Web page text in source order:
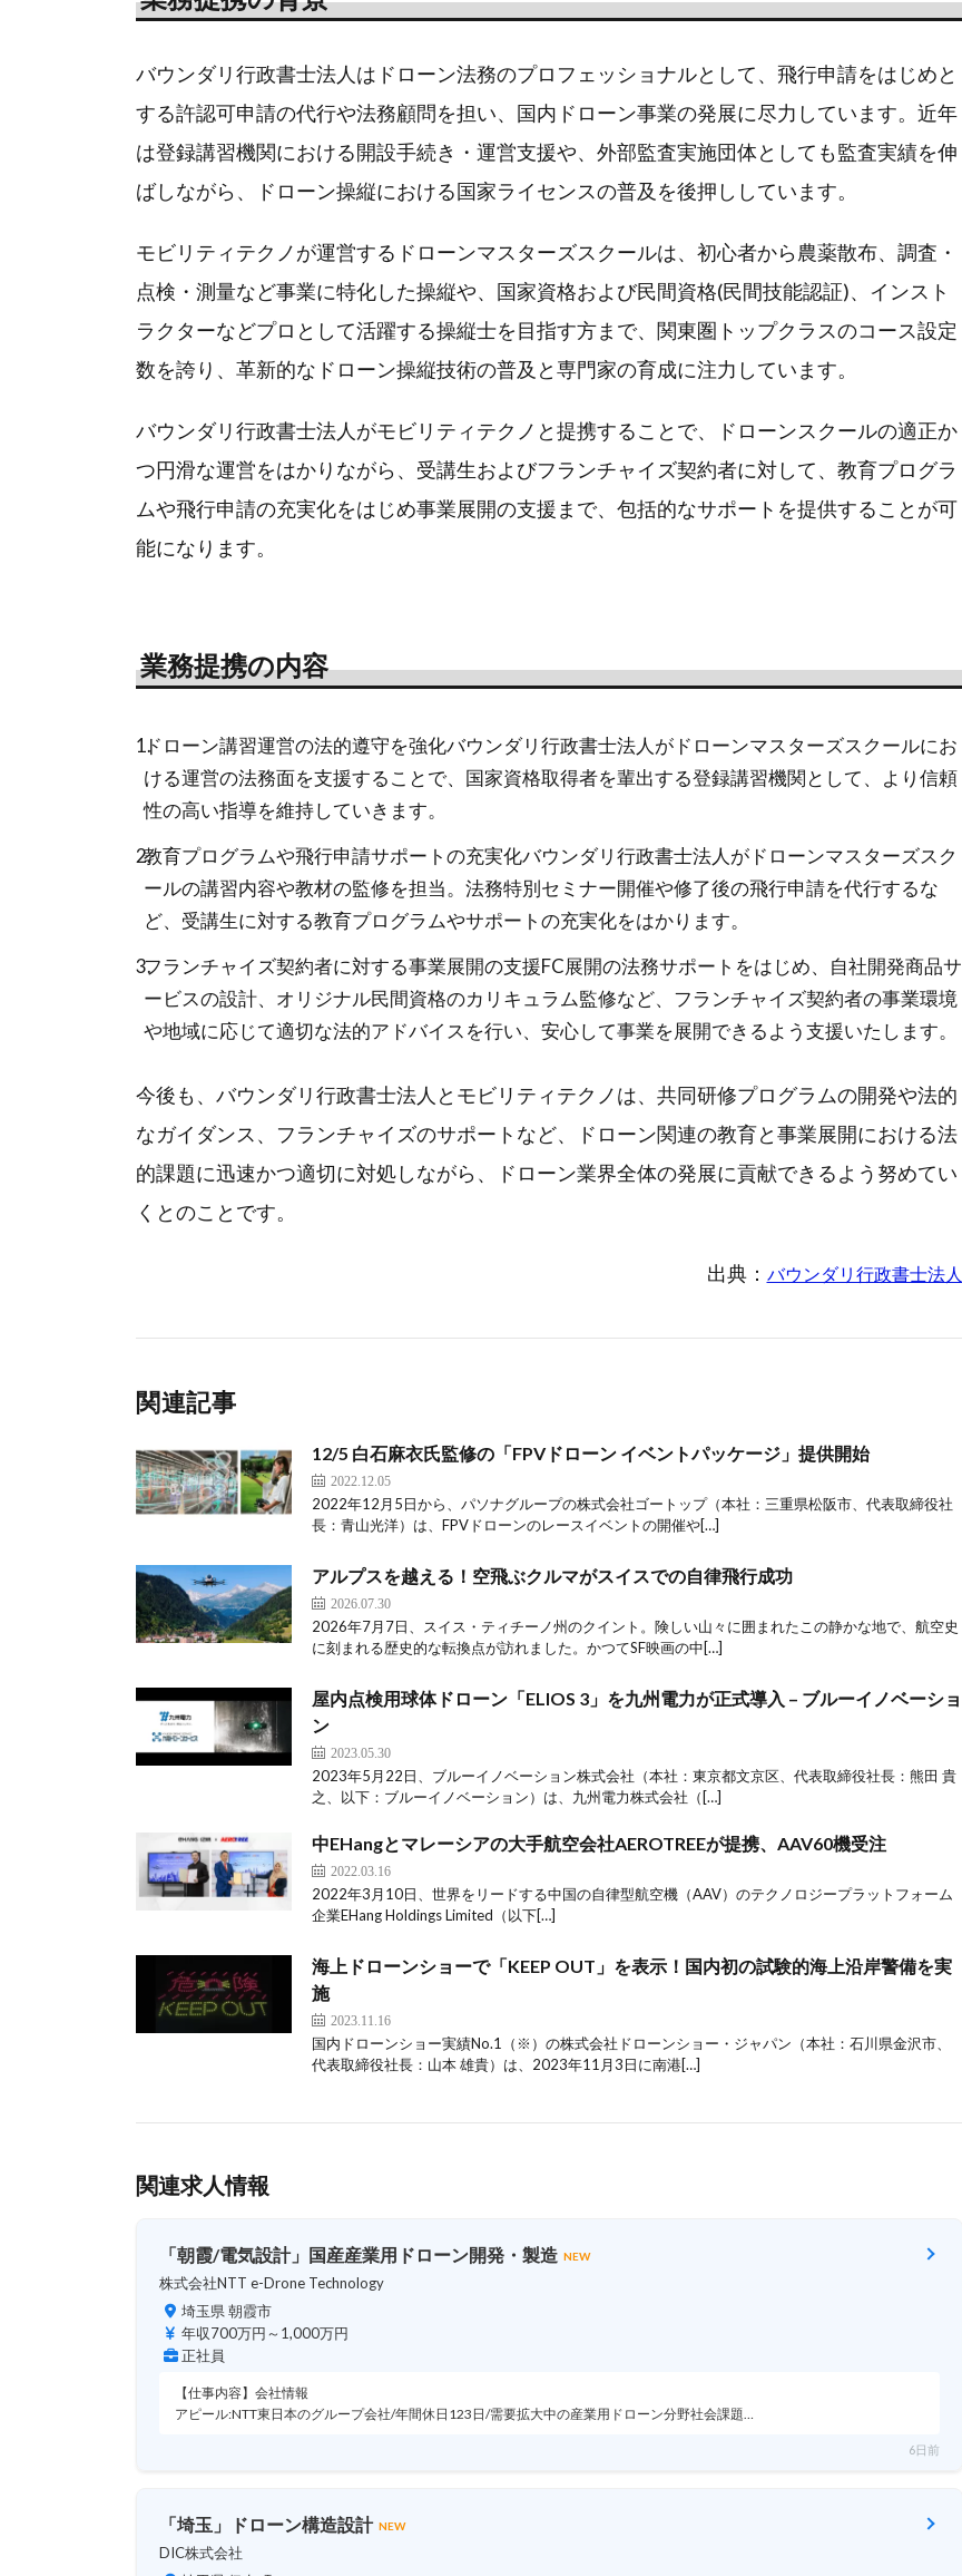
バウンダリ行政書士法人はドローン法務のプロフェッショナルとして、飛行申請をはじめと
する許認可申請の代行や法務顧問を担い、国内ドローン事業の発展に尽力しています。近年
は登録講習機関における開設手続き・運営支援や、外部監査実施団体としても監査実績を伸
ばしながら、ドローン操縦における国家ライセンスの普及を後押ししています。
モビリティテクノが運営するドローンマスターズスクールは、初心者から農薬散布、調査・
点検・測量など事業に特化した操縦や、国家資格および民間資格(民間技能認証)、インスト
ラクターなどプロとして活躍する操縦士を目指す方まで、関東圏トップクラスのコース設定
数を誇り、革新的なドローン操縦技術の普及と専門家の育成に注力しています。
バウンダリ行政書士法人がモビリティテクノと提携することで、ドローンスクールの適正か
つ円滑な運営をはかりながら、受講生およびフランチャイズ契約者に対して、教育プログラ
ムや飛行申請の充実化をはじめ事業展開の支援まで、包括的なサポートを提供することが可
能になります。
業務提携の内容
ドローン講習運営の法的遵守を強化バウンダリ行政書士法人がドローンマスターズスクールにお
ける運営の法務面を支援することで、国家資格取得者を輩出する登録講習機関として、より信頼
性の高い指導を維持していきます。
教育プログラムや飛行申請サポートの充実化バウンダリ行政書士法人がドローンマスターズスク
ールの講習内容や教材の監修を担当。法務特別セミナー開催や修了後の飛行申請を代行するな
ど、受講生に対する教育プログラムやサポートの充実化をはかります。
フランチャイズ契約者に対する事業展開の支援FC展開の法務サポートをはじめ、自社開発商品サ
ービスの設計、オリジナル民間資格のカリキュラム監修など、フランチャイズ契約者の事業環境
や地域に応じて適切な法的アドバイスを行い、安心して事業を展開できるよう支援いたします。
今後も、バウンダリ行政書士法人とモビリティテクノは、共同研修プログラムの開発や法的
なガイダンス、フランチャイズのサポートなど、ドローン関連の教育と事業展開における法
的課題に迅速かつ適切に対処しながら、ドローン業界全体の発展に貢献できるよう努めてい
くとのことです。
出典： バウンダリ行政書士法人
関連記事
12/5 白石麻衣氏監修の「FPVドローン イベントパッケージ」提供開始
2022.12.05
2022年12月5日から、パソナグループの株式会社ゴートップ（本社：三重県松阪市、代表取締役社
長：青山光洋）は、FPVドローンのレースイベントの開催や[…]
アルプスを越える！空飛ぶクルマがスイスでの自律飛行成功
2026.07.30
2026年7月7日、スイス・ティチーノ州のクイント。険しい山々に囲まれたこの静かな地で、航空史
に刻まれる歴史的な転換点が訪れました。かつてSF映画の中[…]
屋内点検用球体ドローン「ELIOS 3」を九州電力が正式導入 – ブルーイノベーショ
ン
2023.05.30
2023年5月22日、ブルーイノベーション株式会社（本社：東京都文京区、代表取締役社長：熊田 貴
之、以下：ブルーイノベーション）は、九州電力株式会社（[…]
中EHangとマレーシアの大手航空会社AEROTREEが提携、AAV60機受注
2022.03.16
2022年3月10日、世界をリードする中国の自律型航空機（AAV）のテクノロジープラットフォーム
企業EHang Holdings Limited（以下[…]
海上ドローンショーで「KEEP OUT」を表示！国内初の試験的海上沿岸警備を実
施
2023.11.16
国内ドローンショー実績No.1（※）の株式会社ドローンショー・ジャパン（本社：石川県金沢市、
代表取締役社長：山本 雄貴）は、2023年11月3日に南港[…]
関連求人情報
「朝霞/電気設計」国産産業用ドローン開発・製造 NEW
株式会社NTT e-Drone Technology
埼玉県 朝霞市
年収700万円～1,000万円
正社員
【仕事内容】会社情報
アピール:NTT東日本のグループ会社/年間休日123日/需要拡大中の産業用ドローン分野社会課題…
6日前
「埼玉」ドローン構造設計 NEW
DIC株式会社